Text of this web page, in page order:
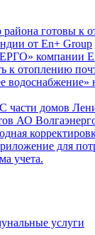
готовы к
от En+ Group
компании
к отоплению
водоснабжение»
домов
АО
для
учета.
услуги